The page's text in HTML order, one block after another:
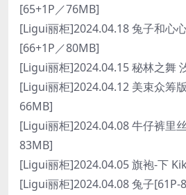
[65+1P／76MB]
[Ligui丽柜]2024.04.18 兔子和心
[66+1P／80MB]
[Ligui丽柜]2024.04.15 秘林之舞
[Ligui丽柜]2024.04.12 美束众筹
66MB]
[Ligui丽柜]2024.04.08 牛仔裤里
83MB]
[Ligui丽柜]2024.04.05 旗袍-下
[Ligui丽柜]2024.04.08 兔子[61P-